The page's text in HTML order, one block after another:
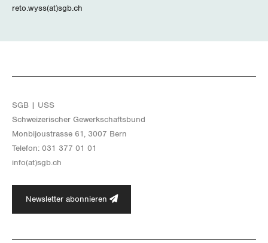
reto.wyss(at)sgb.ch
SGB | USS
Schwei­ze­ri­scher Ge­werk­schafts­bund
Mon­bi­joustras­se 61, 3007 Bern
Te­le­fon: 031 377 01 01
info(at)​sgb.​ch
Newsletter abonnieren